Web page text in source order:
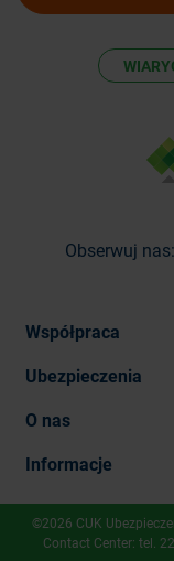
Obserwuj nas:
Współpraca
Ubezpieczenia
O nas
Informacje
©2026 CUK
Contact Center: tel.